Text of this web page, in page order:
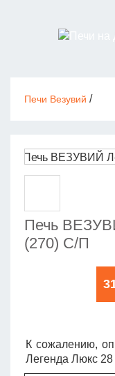
Печи Везувий /
Печь
(270) С/П
К сожалению,
Легенда Люкс 28